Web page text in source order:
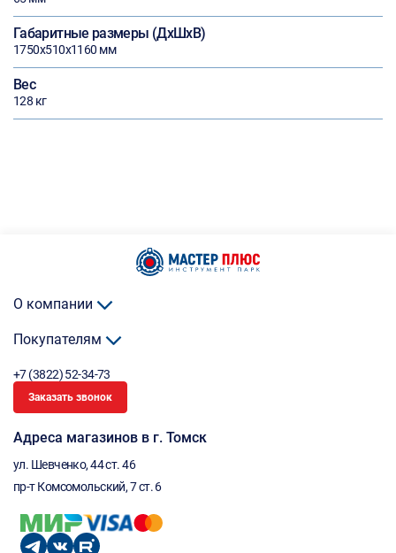
Габаритные размеры (ДхШхВ)
1750х510х1160 мм
Вес
128 кг
О компании
Покупателям
+7 (3822) 52-34-73
Заказать звонок
Адреса магазинов в г. Томск
ул. Шевченко, 44 ст. 46
пр-т Комсомольский, 7 ст. 6